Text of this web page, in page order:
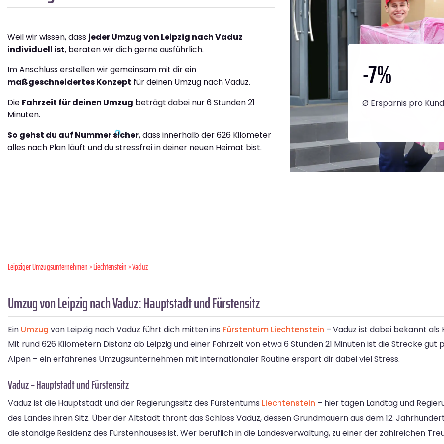
Weil wir wissen, dass jeder Umzug von Leipzig nach Vaduz
individuell ist, beraten wir dich gerne ausführlich.
Im Anschluss erstellen wir gemeinsam mit dir ein
maßgeschneidertes Konzept für deinen Umzug nach Vaduz.
Die Fahrzeit für deinen Umzug beträgt dabei nur 6 Stunden 21
Minuten.
So gehst du auf Nummer sicher, dass innerhalb der 626 Kilometer
alles nach Plan läuft und du stressfrei in deiner neuen Heimat bist.
-7%
Ø Ersparnis pro
Leipziger Umzugsunternehmen»Liechtenstein» Vaduz
Umzug von Leipzig nach Vaduz: Hauptstadt und Fürstensitz
Ein Umzug von Leipzig nach Vaduz führt dich mitten ins Fürstentum Liechtenstein – Vaduz ist dabei bekannt
Mit rund 626 Kilometern Distanz ab Leipzig und einer Fahrzeit von etwa 6 Stunden 21 Minuten ist die Strecke
Alpen – ein erfahrenes Umzugsunternehmen mit internationaler Routine erspart dir dabei viel Stress.
Vaduz – Hauptstadt und Fürstensitz
Vaduz ist die Hauptstadt und der Regierungssitz des Fürstentums Liechtenstein – hier tagen Landtag und
des Landes ihren Sitz. Über der Altstadt thront das Schloss Vaduz, dessen Grundmauern aus dem 12.
die ständige Residenz des Fürstenhauses ist. Wer beruflich in die Landesverwaltung, zu einer der zahlreichen